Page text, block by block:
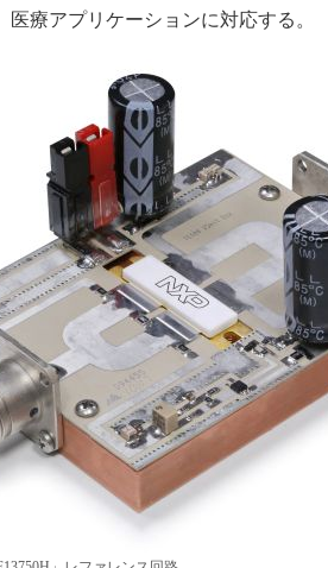
mesh入門
Cの登場で評価試験はど
無線規格を知る【Thread
無線規格を知る【Z-Wave
療アプリケーションに対応する。